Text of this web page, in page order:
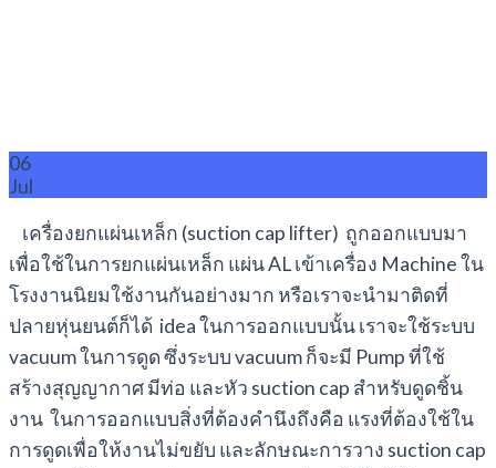
06
Jul
เครื่องยกแผ่นเหล็ก (suction cap lifter) ถูกออกแบบมา
เพื่อใช้ในการยกแผ่นเหล็ก แผ่น AL เข้าเครื่อง Machine ใน
โรงงานนิยมใช้งานกันอย่างมาก หรือเราจะนำมาติดที่
ปลายหุ่นยนต์ก็ได้ idea ในการออกแบบนั้น เราจะใช้ระบบ
vacuum ในการดูด ซึ่งระบบ vacuum ก็จะมี Pump ที่ใช้
สร้างสุญญากาศ มีท่อ และหัว suction cap สำหรับดูดชิ้น
งาน ในการออกแบบสิ่งที่ต้องคำนึงถึงคือ แรงที่ต้องใช้ใน
การดูดเพื่อให้งานไม่ขยับ และลักษณะการวาง suction cap